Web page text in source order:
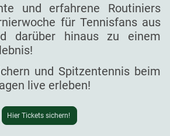
und erfahrene Routiniers
für Tennisfans aus
darüber hinaus zu einem
und Spitzentennis beim
live erleben!
Hier Tickets sichern!